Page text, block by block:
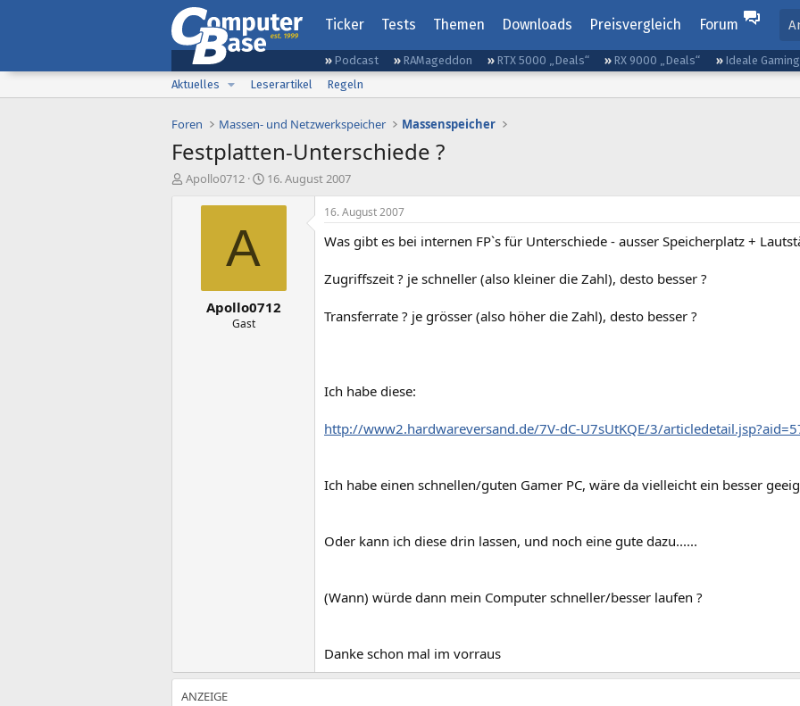
Ticker Tests Themen Downloads Preisvergleich Forum
Podcast RAMageddon RTX 5000 „Deals“ RX 9000 „Deals“
Ideale
Aktuelles
Leserartikel Regeln
Foren Massen- und Netzwerkspeicher Massenspeicher
Festplatten-Unterschiede ?
E
Apollo0712
E
s
t
a
16. August 2007
A
Apollo0712
Gast
16. August 2007
Was gibt es bei internen FP`s für Unterschiede - ausser Speicherplatz +
Zugriffszeit ? je schneller (also kleiner die Zahl), desto besser ?
Transferrate ? je grösser (also höher die Zahl), desto besser ?
Ich habe diese:
http://www2.hardwareversand.de/7V-dC-U7sUtKQE/3/
Ich habe einen schnellen/guten Gamer PC, wäre da vielleicht ein besser
Oder kann ich diese drin lassen, und noch eine gute dazu......
(Wann) würde dann mein Computer schneller/besser laufen ?
Danke schon mal im vorraus